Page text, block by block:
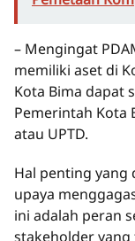
– Mengingat
memiliki aset di
Kota Bima dapat
Pemerintah Kota
atau UPTD.
Hal penting
upaya
ini adalah peran
stakeholder